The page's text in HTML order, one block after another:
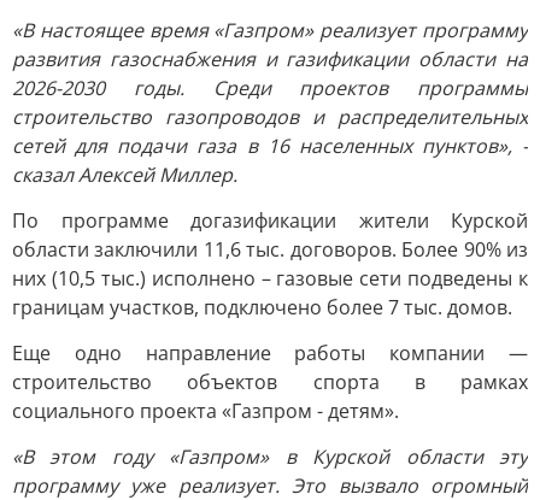
«В настоящее время «Газпром» реализует программу
развития газоснабжения и газификации области на
2026-2030 годы. Среди проектов программы
строительство газопроводов и распределительных
сетей для подачи газа в 16 населенных пунктов», -
сказал Алексей Миллер.
По программе догазификации жители Курской
области заключили 11,6 тыс. договоров. Более 90% из
них (10,5 тыс.) исполнено – газовые сети подведены к
границам участков, подключено более 7 тыс. домов.
Еще одно направление работы компании —
строительство объектов спорта в рамках
социального проекта «Газпром - детям».
«В этом году «Газпром» в Курской области эту
программу уже реализует. Это вызвало огромный